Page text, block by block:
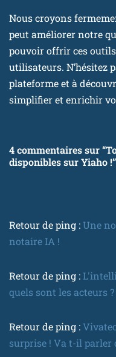
Nous croyons
peut améliorer notre
pouvoir offrir ces
utilisateurs. N’hésitez
plateforme et à
simplifier et enrichir
4 commentaires sur
disponibles sur Yiaho !”
Retour de ping : Une
notaire IA !
Retour de ping :
quels sont les acteurs ?
Retour de ping :
surprise ! Va t-il parler